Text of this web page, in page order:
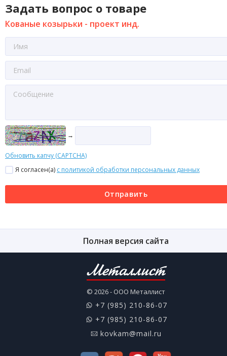
Задать вопрос о товаре
Кованые козырьки - проект инд.
→
Обновить капчу (CAPTCHA)
Я согласен(a) с политикой обработки персональных данных
Отправить
Полная версия сайта
Металлист
© 2026 - ООО Металлист
+7 (985) 210-86-07
+7 (985) 210-86-07
kovkam@mail.ru